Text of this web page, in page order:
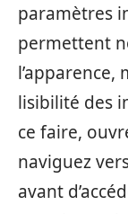
paramètres
permettent
l’apparence,
lisibilité des
ce faire,
naviguez
avant